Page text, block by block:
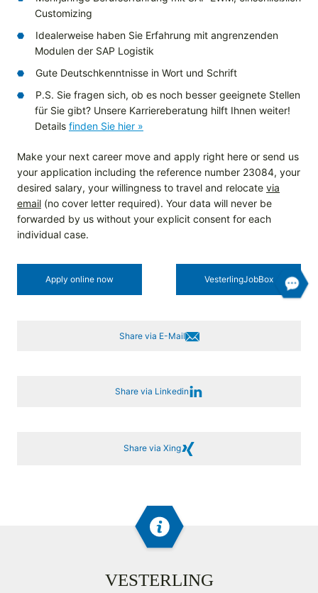
Customizing
Idealerweise haben Sie Erfahrung mit angrenzenden
Modulen der SAP Logistik
Gute Deutschkenntnisse in Wort und Schrift
P.S. Sie fragen sich, ob es noch besser geeignete Stellen
für Sie gibt? Unsere Karriereberatung hilft Ihnen weiter!
Details finden Sie hier »
Make your next career move and apply right here or send us
your application including the reference number 23084, your
desired salary, your willingness to travel and relocate via
email (no cover letter required). Your data will never be
forwarded by us without your explicit consent for each
individual case.
Apply online now Vesterling­JobBox
Share via E-Mail
Share via Linkedin
Share via Xing
VESTERLING